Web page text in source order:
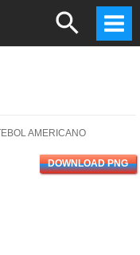
Search
AMERICANO
DOWNLOAD PNG